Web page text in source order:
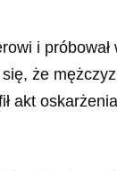
i
że
akt